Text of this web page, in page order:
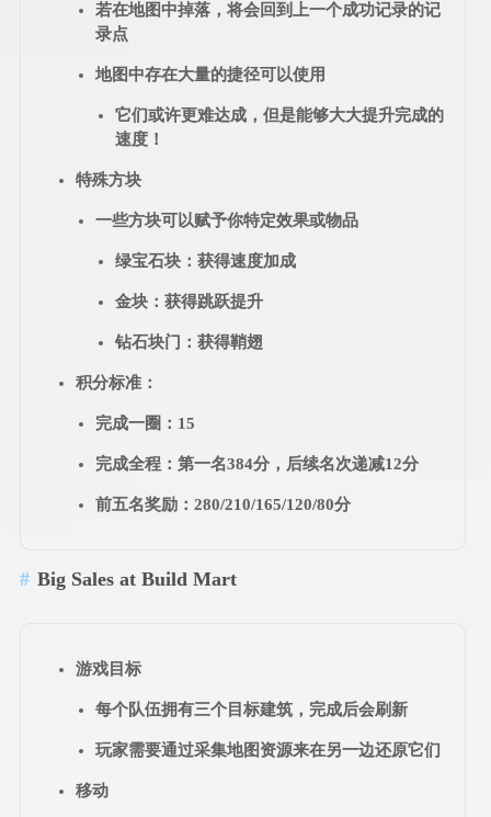
若在地图中掉落，将会回到上一个成功记录的记
录点
地图中存在大量的捷径可以使用
它们或许更难达成，但是能够大大提升完成的
速度！
特殊方块
一些方块可以赋予你特定效果或物品
绿宝石块：获得速度加成
金块：获得跳跃提升
钻石块门：获得鞘翅
积分标准：
完成一圈：15
完成全程：第一名384分，后续名次递减12分
前五名奖励：280/210/165/120/80分
Big Sales at Build Mart
游戏目标
每个队伍拥有三个目标建筑，完成后会刷新
玩家需要通过采集地图资源来在另一边还原它们
移动